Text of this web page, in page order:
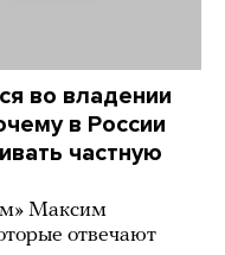
во владении
в России
частную
Максим
отвечают